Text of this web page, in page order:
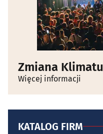
Zmiana Klimatu
Więcej informacji
KATALOG FIRM